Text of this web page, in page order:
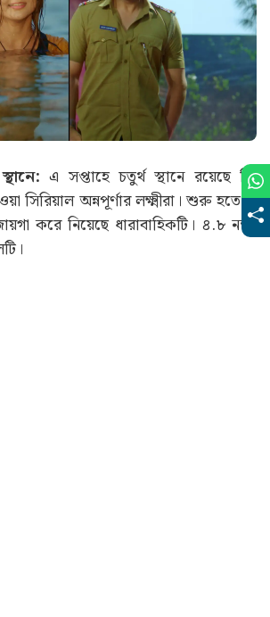
এ সপ্তাহে চতুর্থ স্থানে রয়েছে জি
সিরিয়াল অন্নপূর্ণার লক্ষ্মীরা। শুরু হতে না
করে নিয়েছে ধারাবাহিকটি। ৪.৮ নম্বর